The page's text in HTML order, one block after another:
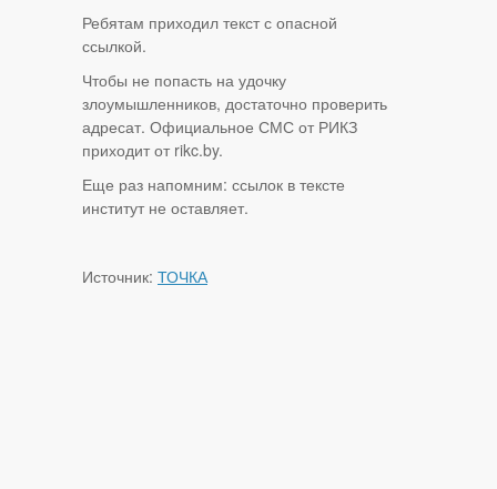
Ребятам приходил текст с опасной
ссылкой.
Чтобы не попасть на удочку
злоумышленников, достаточно проверить
адресат. Официальное СМС от РИКЗ
приходит от rikc.by.
Еще раз напомним: ссылок в тексте
институт не оставляет.
Источник: ТОЧКА